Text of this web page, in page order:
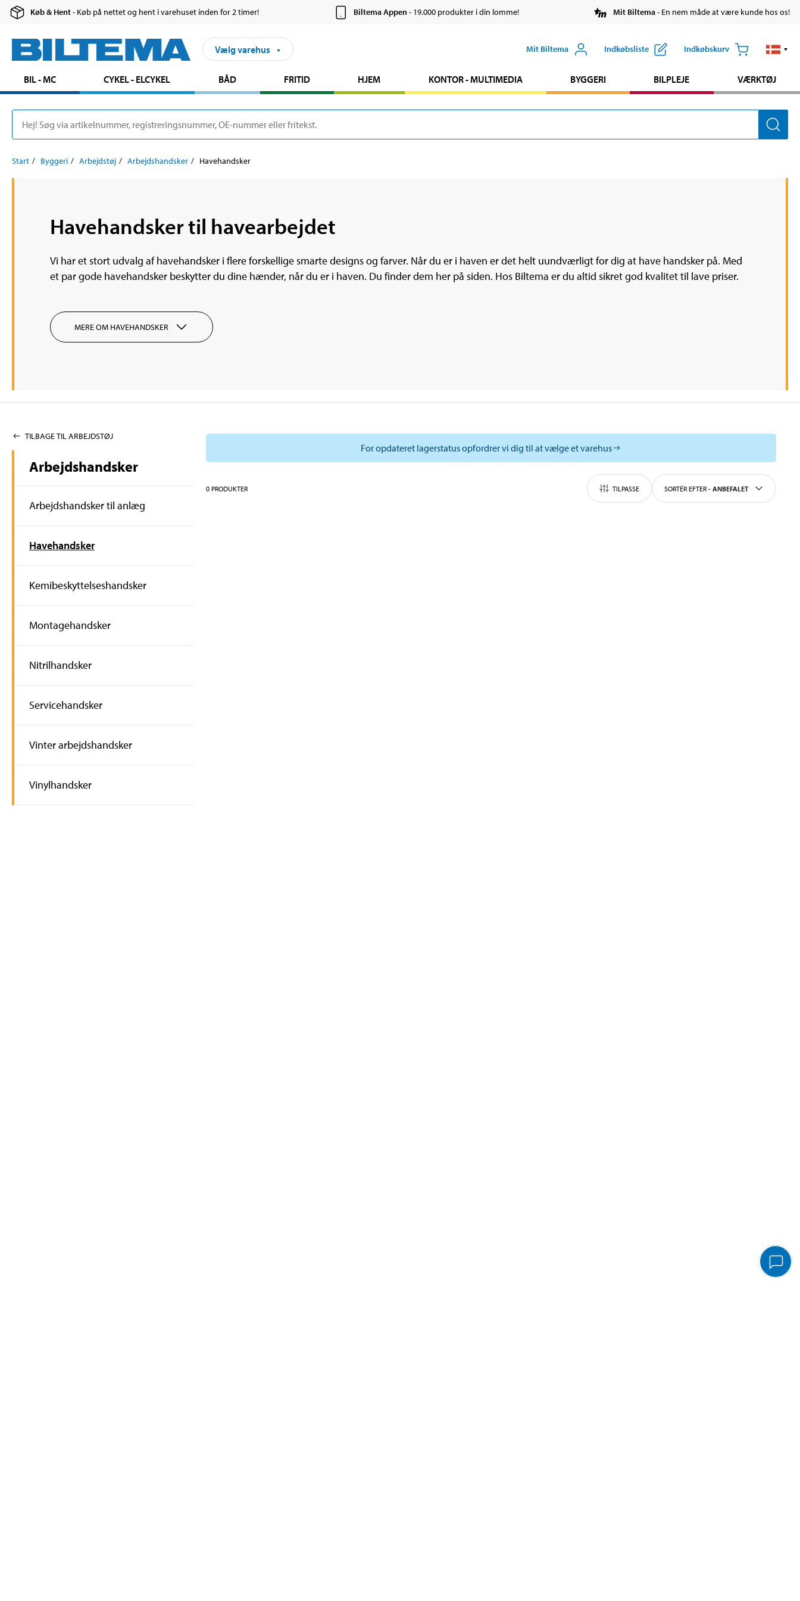
Køb & Hent- Køb på nettet og hent i varehuset inden for 2 timer! Biltema Appen- 19.000 produkter i din lomme! Mit Biltema- En nem måde at være kunde hos os!
Vælg varehus Mit Biltema Indkøbsliste Indkøbskurv
BIL - MC CYKEL - ELCYKEL BÅD FRITID HJEM KONTOR - MULTIMEDIA BYGGERI BILPLEJE VÆRKTØJ
Start Byggeri Arbejdstøj Arbejdshandsker Havehandsker
Havehandsker til havearbejdet
Vi har et stort udvalg af havehandsker i flere forskellige smarte designs og farver. Når du er i haven er det helt uundværligt for dig at have handsker på. Med
et par gode havehandsker beskytter du dine hænder, når du er i haven. Du finder dem her på siden. Hos Biltema er du altid sikret god kvalitet til lave priser.
MERE OM HAVEHANDSKER
TILBAGE TIL ARBEJDSTØJ
Arbejdshandsker
Arbejdshandsker til anlæg
Havehandsker
Kemibeskyttelseshandsker
Montagehandsker
Nitrilhandsker
Servicehandsker
Vinter arbejdshandsker
Vinylhandsker
For opdateret lagerstatus opfordrer vi dig til at vælge et varehus
0 PRODUKTER TILPASSE SORTÉR EFTER - ANBEFALET